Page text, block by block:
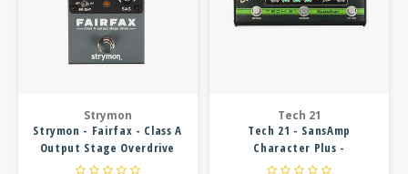
Strymon
Strymon - Fairfax - Class A
Output Stage Overdrive
Pedal
Tech 21
Tech 21 - SansAmp
Character Plus -
Screaming Blonde